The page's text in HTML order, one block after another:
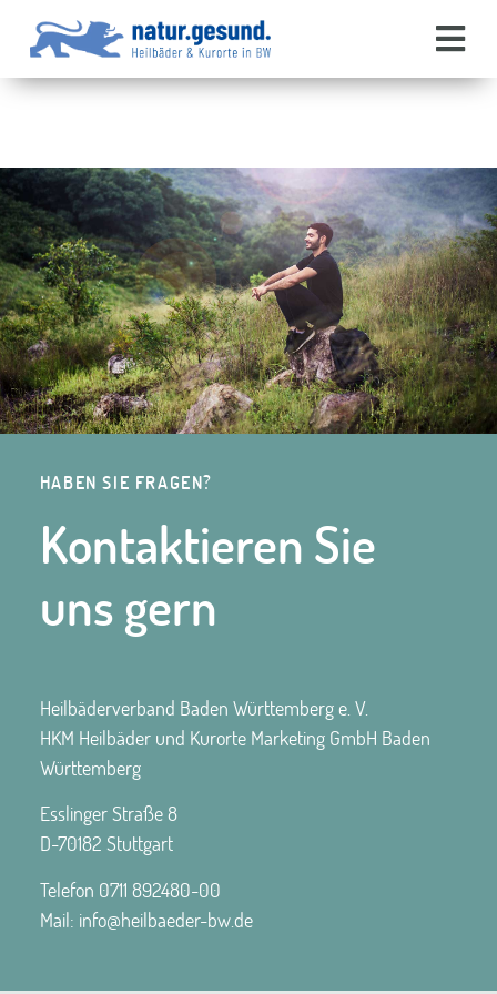
HABEN SIE FRAGEN?
Kontaktieren Sie
uns gern
Heilbäderverband Baden Württemberg e. V.
HKM Heilbäder und Kurorte Marketing GmbH Baden
Württemberg
Esslinger Straße 8
D-70182 Stuttgart
Telefon 0711 892480-00
Mail: info@heilbaeder-bw.de